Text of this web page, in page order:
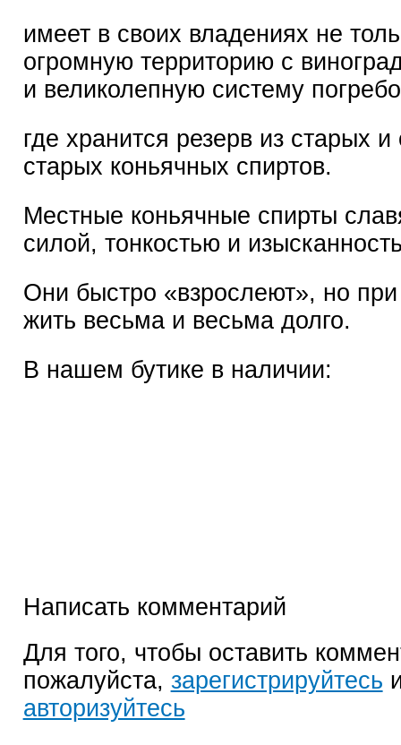
имеет в своих владениях не
огромную территорию с
и великолепную систему
где хранится резерв из старых и
старых коньячных спиртов.
Местные коньячные спирты
силой, тонкостью и
Они быстро «взрослеют», но при
жить весьма и весьма долго.
В нашем бутике в наличии:
Написать комментарий
Для того, чтобы оставить
пожалуйста, зарегистрируйтесь
авторизуйтесь